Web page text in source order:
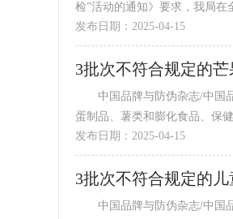
检”活动的通知》要求，我局在
发布日期：2025-04-15
3批次不符合规定的
中国品牌与防伪杂志/中国品牌质量网讯 ( 作者 张忠 ) 本期公布85批次监督抽检结果
蛋制品、薯类和膨化食品、保
发布日期：2025-04-15
3批次不符合规定的
中国品牌与防伪杂志/中国品牌质量网讯 ( 作者 张忠 ) 近日，济南市市场监管局公布